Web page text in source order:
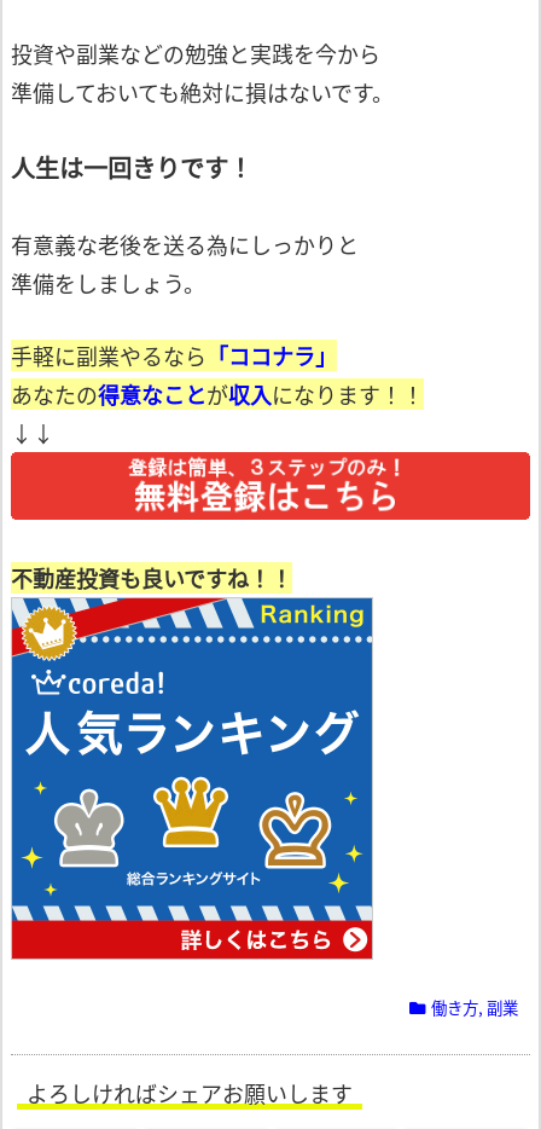
投資や副業などの勉強と実践を今から
準備しておいても絶対に損はないです。
人生は一回きりです！
有意義な老後を送る為にしっかりと
準備をしましょう。
手軽に副業やるなら 「ココナラ」
あなたの得意なことが収入になります！！
↓↓
不動産投資も良いですね！！
働き方, 副業
よろしければシェアお願いします